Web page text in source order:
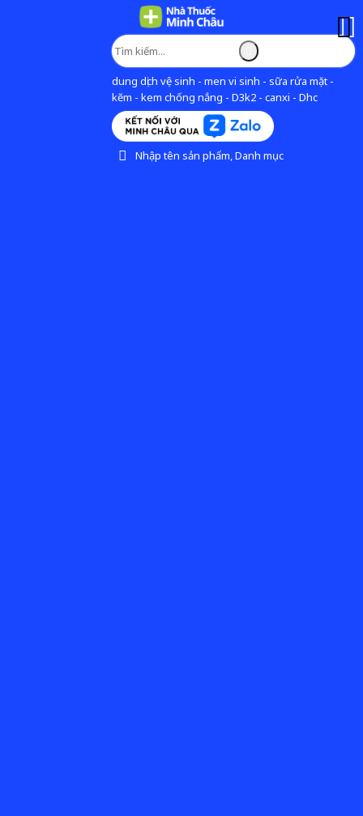
dung dịch vệ sinh - men vi sinh - sữa rửa mặt -
kẽm - kem chống nắng - D3k2 - canxi - Dhc
Nhập tên sản phẩm, Danh mục